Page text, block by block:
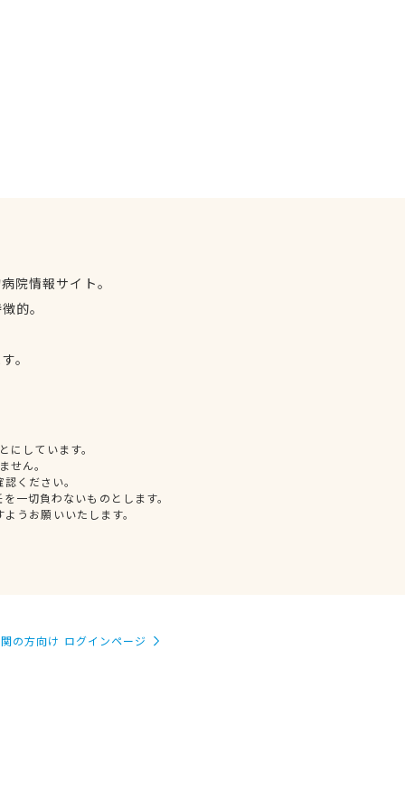
院情報サイト。
的。
。
しています。
せん。
ください。
一切負わないものとします。
うお願いいたします。
の方向け ログインページ